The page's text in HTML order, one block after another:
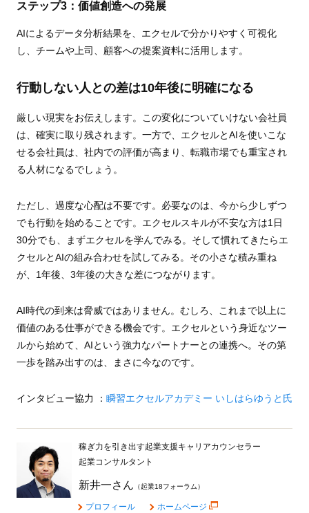
ステップ3：価値創造への発展
AIによるデータ分析結果を、エクセルで分かりやすく可視化
し、チームや上司、顧客への提案資料に活用します。
行動しない人との差は10年後に明確になる
厳しい現実をお伝えします。この変化についていけない会社員
は、確実に取り残されます。一方で、エクセルとAIを使いこな
せる会社員は、社内での評価が高まり、転職市場でも重宝され
る人材になるでしょう。
ただし、過度な心配は不要です。必要なのは、今から少しずつ
でも行動を始めることです。エクセルスキルが不安な方は1日
30分でも、まずエクセルを学んでみる。そして慣れてきたらエ
クセルとAIの組み合わせを試してみる。その小さな積み重ね
が、1年後、3年後の大きな差につながります。
AI時代の到来は脅威ではありません。むしろ、これまで以上に
価値のある仕事ができる機会です。エクセルという身近なツー
ルから始めて、AIという強力なパートナーとの連携へ。その第
一歩を踏み出すのは、まさに今なのです。
インタビュー協力 ： 瞬習エクセルアカデミー いしはらゆうと氏
稼ぎ力を引き出す起業支援キャリアカウンセラー
起業コンサルタント
新井一さん （起業18フォーラム）
プロフィール ホームページ